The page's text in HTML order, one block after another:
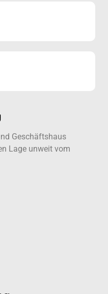
Geschäftshaus
Lage unweit vom